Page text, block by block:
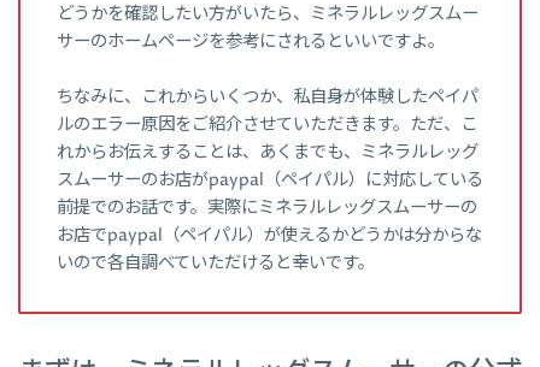
どうかを確認したい方がいたら、ミネラルレッグスムー
サーのホームページを参考にされるといいですよ。
ちなみに、これからいくつか、私自身が体験したペイパ
ルのエラー原因をご紹介させていただきます。ただ、こ
れからお伝えすることは、あくまでも、ミネラルレッグ
スムーサーのお店がpaypal（ペイパル）に対応している
前提でのお話です。実際にミネラルレッグスムーサーの
お店でpaypal（ペイパル）が使えるかどうかは分からな
いので各自調べていただけると幸いです。